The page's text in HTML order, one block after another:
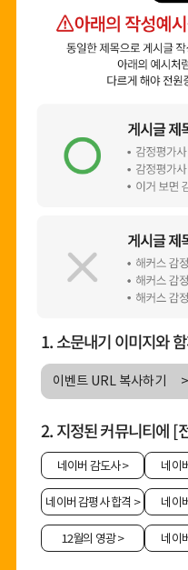
1. 소문내기 이미지와
이벤트 URL 복사하기
2. 지정된 커뮤니티에 [
네이버 감도사> 네이
네이버 감평사 합격 > 네이
12월의 영광> 네이